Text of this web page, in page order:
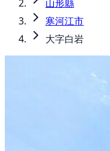
山形縣
寒河江市
大字白岩